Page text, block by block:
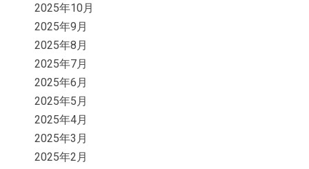
2025年10月
2025年9月
2025年8月
2025年7月
2025年6月
2025年5月
2025年4月
2025年3月
2025年2月